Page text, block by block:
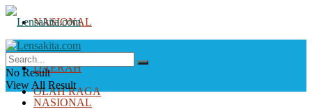
NASIONAL
DUNIA
OLAH RAGA
DAERAH
NASIONAL
No Result
View All Result